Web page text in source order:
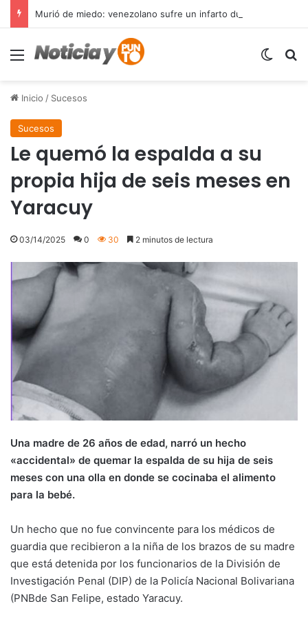
Menú
Inicio / Sucesos
Sucesos
Le quemó la espalda a su
propia hija de seis meses en
Yaracuy
03/14/2025 0 30 2 minutos de lectura
Una madre de 26 años de edad, narró un hecho
«accidental» de quemar la espalda de su hija de seis
meses con una olla en donde se cocinaba el alimento
para la bebé.
Un hecho que no fue convincente para los médicos de
guardia que recibieron a la niña de los brazos de su madre
que está detenida por los funcionarios de la División de
Investigación Penal (DIP) de la Policía Nacional Bolivariana
(PNBde San Felipe, estado Yaracuy.